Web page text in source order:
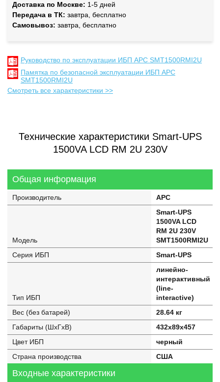
Доставка по Москве: 1-5 дней
Передача в ТК: завтра, бесплатно
Самовывоз: завтра, бесплатно
Руководство по эксплуатации ИБП APC SMT1500RMI2U
Памятка по безопасной эксплуатации ИБП APC
SMT1500RMI2U
Смотреть все характеристики >>
Технические характеристики Smart-UPS
1500VA LCD RM 2U 230V
Общая информация
Производитель APC
Модель
Smart-UPS
1500VA LCD
RM 2U 230V
SMT1500RMI2U
Серия ИБП
Smart-UPS
Тип ИБП
линейно-
интерактивный
(line-
interactive)
Вес (без батарей)
28.64 кг
Габариты (ШхГхВ)
432x89x457
Цвет ИБП
черный
Страна производства
США
Входные характеристики